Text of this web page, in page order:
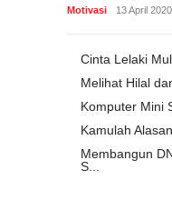
Motivasi 13 April 2020
Cinta Lelaki
Melihat Hilal
Komputer Mini
Kamulah
Membangun
S...